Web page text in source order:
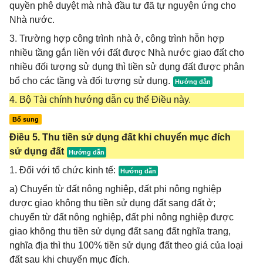
quyền phê duyệt mà nhà đầu tư đã tự nguyện ứng cho
Nhà nước.
3. Trường hợp công trình nhà ở, công trình hỗn hợp
nhiều tầng gắn liền với đất được Nhà nước giao đất cho
nhiều đối tượng sử dụng thì tiền sử dụng đất được phân
bổ cho các tầng và đối tượng sử dụng.
4. Bộ Tài chính hướng dẫn cụ thể Điều này.
Bổ sung
Điều 5. Thu tiền sử dụng đất khi chuyển mục đích
sử dụng đất
1. Đối với tổ chức kinh tế:
a) Chuyển từ đất nông nghiệp, đất phi nông nghiệp
được giao không thu tiền sử dụng đất sang đất ở;
chuyển từ đất nông nghiệp, đất phi nông nghiệp được
giao không thu tiền sử dụng đất sang đất nghĩa trang,
nghĩa địa thì thu 100% tiền sử dụng đất theo giá của loại
đất sau khi chuyển mục đích.